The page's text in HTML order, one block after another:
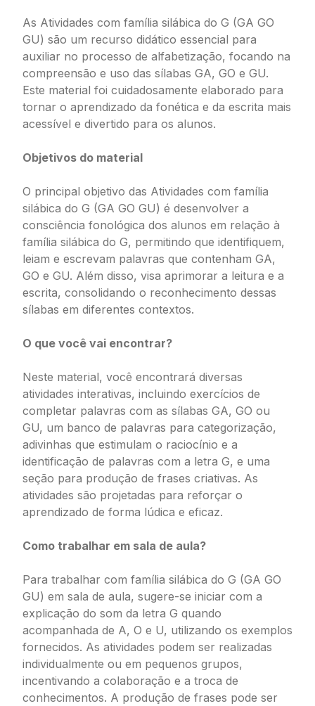
As Atividades com família silábica do G (GA GO
GU) são um recurso didático essencial para
auxiliar no processo de alfabetização, focando na
compreensão e uso das sílabas GA, GO e GU.
Este material foi cuidadosamente elaborado para
tornar o aprendizado da fonética e da escrita mais
acessível e divertido para os alunos.
Objetivos do material
O principal objetivo das Atividades com família
silábica do G (GA GO GU) é desenvolver a
consciência fonológica dos alunos em relação à
família silábica do G, permitindo que identifiquem,
leiam e escrevam palavras que contenham GA,
GO e GU. Além disso, visa aprimorar a leitura e a
escrita, consolidando o reconhecimento dessas
sílabas em diferentes contextos.
O que você vai encontrar?
Neste material, você encontrará diversas
atividades interativas, incluindo exercícios de
completar palavras com as sílabas GA, GO ou
GU, um banco de palavras para categorização,
adivinhas que estimulam o raciocínio e a
identificação de palavras com a letra G, e uma
seção para produção de frases criativas. As
atividades são projetadas para reforçar o
aprendizado de forma lúdica e eficaz.
Como trabalhar em sala de aula?
Para trabalhar com família silábica do G (GA GO
GU) em sala de aula, sugere-se iniciar com a
explicação do som da letra G quando
acompanhada de A, O e U, utilizando os exemplos
fornecidos. As atividades podem ser realizadas
individualmente ou em pequenos grupos,
incentivando a colaboração e a troca de
conhecimentos. A produção de frases pode ser